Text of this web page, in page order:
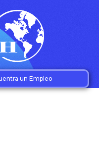
un Empleo